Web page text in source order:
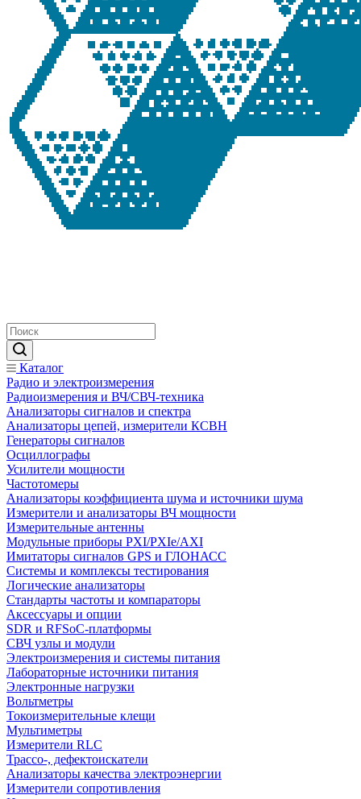
Каталог
Радио и электроизмерения
Радиоизмерения и ВЧ/СВЧ-техника
Анализаторы сигналов и спектра
Анализаторы цепей, измерители КСВН
Генераторы сигналов
Осциллографы
Усилители мощности
Частотомеры
Анализаторы коэффициента шума и источники шума
Измерители и анализаторы ВЧ мощности
Измерительные антенны
Модульные приборы PXI/PXIe/AXI
Имитаторы сигналов GPS и ГЛОНАСС
Системы и комплексы тестирования
Логические анализаторы
Стандарты частоты и компараторы
Аксессуары и опции
SDR и RFSoC‑платформы
СВЧ узлы и модули
Электроизмерения и системы питания
Лабораторные источники питания
Электронные нагрузки
Вольтметры
Токоизмерительные клещи
Мультиметры
Измерители RLC
Трассо-, дефектоискатели
Анализаторы качества электроэнергии
Измерители сопротивления